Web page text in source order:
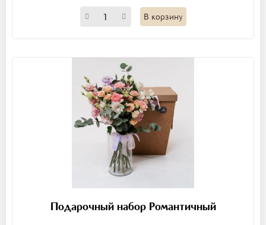
В корзину
Подарочный набор Романтичный